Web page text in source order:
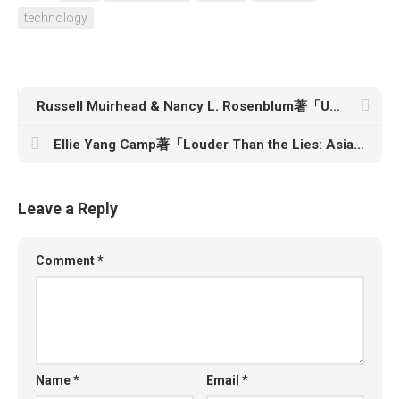
technology
Russell Muirhead & Nancy L. Rosenblum著「Ungoverning: The Attack on the Administrative State and the Politics of Chaos」
Ellie Yang Camp著「Louder Than the Lies: Asian American Identity, Solidarity, and Self-Love」
Leave a Reply
Comment*
Name* Email*